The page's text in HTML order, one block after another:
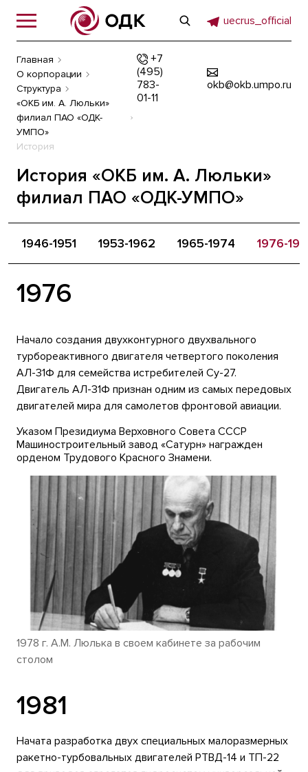
uecrus_official
Главная
О корпорации
Структура
«ОКБ им. А. Люльки»
филиал ПАО «ОДК-
УМПО»
История
+7
(495)
783-
01-11
okb@okb.umpo.ru
История «ОКБ им. А. Люльки»
филиал ПАО «ОДК-УМПО»
1946-1951 1953-1962 1965-1974 1976-
1976
Начало создания двухконтурного двухвального
турбореактивного двигателя четвертого поколения
АЛ-31Ф для семейства истребителей Су-27.
Двигатель АЛ-31Ф признан одним из самых передовых
двигателей мира для самолетов фронтовой авиации.
Указом Президиума Верховного Совета СССР
Машиностроительный завод «Сатурн» награжден
орденом Трудового Красного Знамени.
1978 г. А.М. Люлька в своем кабинете за рабочим
столом
1981
Начата разработка двух специальных малоразмерных
ракетно-турбовальных двигателей РТВД-14 и ТП-22